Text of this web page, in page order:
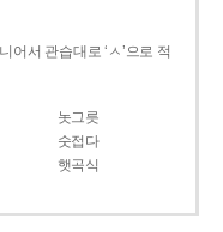
어서 관습대로 ‘ㅅ’으로 적
놋그릇
숫접다
햇곡식